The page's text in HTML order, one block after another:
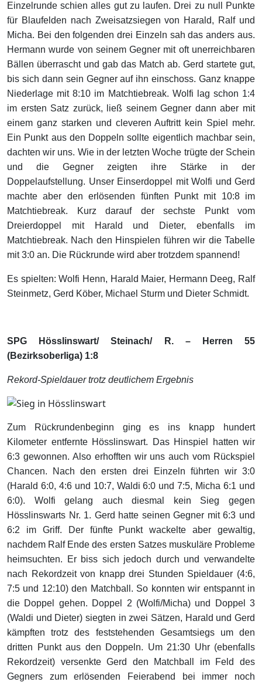
Einzelrunde schien alles gut zu laufen. Drei zu null Punkte
für Blaufelden nach Zweisatzsiegen von Harald, Ralf und
Micha. Bei den folgenden drei Einzeln sah das anders aus.
Hermann wurde von seinem Gegner mit oft unerreichbaren
Bällen überrascht und gab das Match ab. Gerd startete gut,
bis sich dann sein Gegner auf ihn einschoss. Ganz knappe
Niederlage mit 8:10 im Matchtiebreak. Wolfi lag schon 1:4
im ersten Satz zurück, ließ seinem Gegner dann aber mit
einem ganz starken und cleveren Auftritt kein Spiel mehr.
Ein Punkt aus den Doppeln sollte eigentlich machbar sein,
dachten wir uns. Wie in der letzten Woche trügte der Schein
und die Gegner zeigten ihre Stärke in der
Doppelaufstellung. Unser Einserdoppel mit Wolfi und Gerd
machte aber den erlösenden fünften Punkt mit 10:8 im
Matchtiebreak. Kurz darauf der sechste Punkt vom
Dreierdoppel mit Harald und Dieter, ebenfalls im
Matchtiebreak. Nach den Hinspielen führen wir die Tabelle
mit 3:0 an. Die Rückrunde wird aber trotzdem spannend!
Es spielten: Wolfi Henn, Harald Maier, Hermann Deeg, Ralf
Steinmetz, Gerd Köber, Michael Sturm und Dieter Schmidt.
SPG Hösslinswart/ Steinach/ R. – Herren 55
(Bezirksoberliga) 1:8
Rekord-Spieldauer trotz deutlichem Ergebnis
Zum Rückrundenbeginn ging es ins knapp hundert
Kilometer entfernte Hösslinswart. Das Hinspiel hatten wir
6:3 gewonnen. Also erhofften wir uns auch vom Rückspiel
Chancen. Nach den ersten drei Einzeln führten wir 3:0
(Harald 6:0, 4:6 und 10:7, Waldi 6:0 und 7:5, Micha 6:1 und
6:0). Wolfi gelang auch diesmal kein Sieg gegen
Hösslinswarts Nr. 1. Gerd hatte seinen Gegner mit 6:3 und
6:2 im Griff. Der fünfte Punkt wackelte aber gewaltig,
nachdem Ralf Ende des ersten Satzes muskuläre Probleme
heimsuchten. Er biss sich jedoch durch und verwandelte
nach Rekordzeit von knapp drei Stunden Spieldauer (4:6,
7:5 und 12:10) den Matchball. So konnten wir entspannt in
die Doppel gehen. Doppel 2 (Wolfi/Micha) und Doppel 3
(Waldi und Dieter) siegten in zwei Sätzen, Harald und Gerd
kämpften trotz des feststehenden Gesamtsiegs um den
dritten Punkt aus den Doppeln. Um 21:30 Uhr (ebenfalls
Rekordzeit) versenkte Gerd den Matchball im Feld des
Gegners zum erlösenden Feierabend bei immer noch